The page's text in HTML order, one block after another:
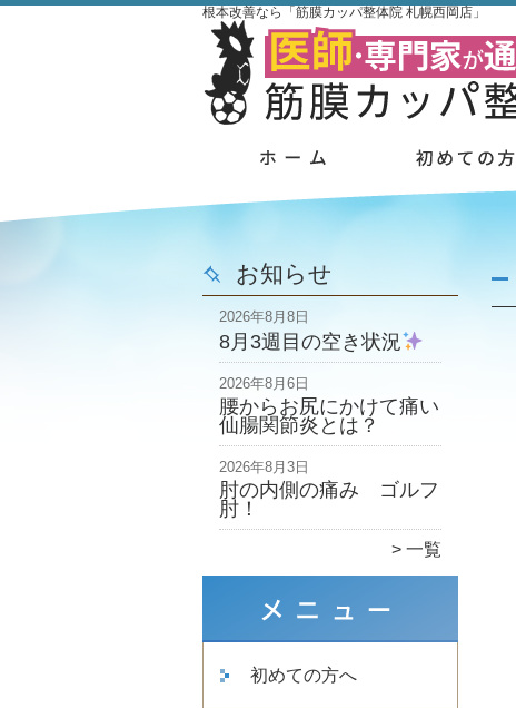
根本改善なら「筋膜カッパ整体院 札幌西岡店」
お知らせ
2026年8月8日
8月3週目の空き状況
2026年8月6日
腰からお尻にかけて痛い
仙腸関節炎とは？
2026年8月3日
肘の内側の痛み ゴルフ
肘！
一覧
初めての方へ